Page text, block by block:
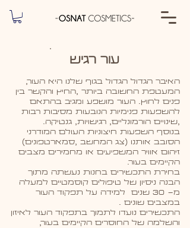
עור רגיש
האיבר הגדול הגדול בגוף שלנו היא העור,
המעטפת החשובה ביותר ,החיץ והקשר בין
פנים לחוץ. העור מושפע ומגיב בהתאם
להשפעות פנימיות הנובעות מסיבות רבות
,שינויים הורמונליים, רגישויות, גנטיקה.
בנוסף השפעות חיצוניות העולם המודרני
הסובב אותנו (צג המחשב ,סמארטפונים)
זיהום אוויר המשפיעים או מחמירים מצבים
הקיימים בעור.
בחירת התכשירים בחנות נעשתה מתוך
הבנה ניסיון של טיפולים קוסמטיים למעלה
מ- 30 שנים למידה על תפקוד העור
במצבים שונים .
התכשירים נועדו לתמוך בתפקוד העור לאיזון
והשלמה של החוסרים הקיימים בעור,